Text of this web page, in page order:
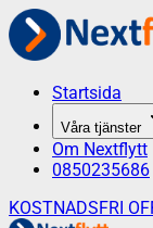
Startsida
Våra tjänster
Om Nextflytt
0850235686
KOSTNADSFRI